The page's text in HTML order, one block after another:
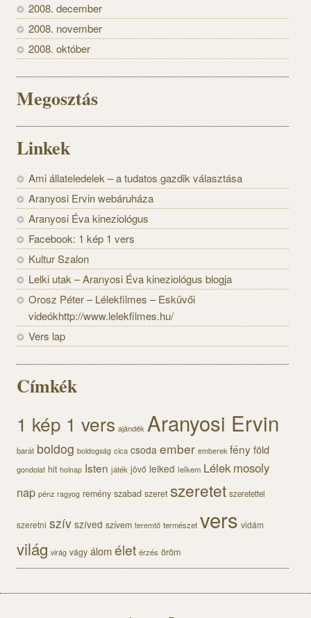
2008. december
2008. november
2008. október
Megosztás
Linkek
Ami állateledelek – a tudatos gazdik választása
Aranyosi Ervin webáruháza
Aranyosi Éva kineziológus
Facebook: 1 kép 1 vers
Kultur Szalon
Lelki utak – Aranyosi Éva kineziológus blogja
Orosz Péter – Lélekfilmes – Esküvői
videókhttp://www.lelekfilmes.hu/
Vers lap
Címkék
1 kép 1 vers ajándék Aranyosi Ervin
barát boldog boldogság cica csoda ember emberek fényföld
gondolat hit holnap Isten játék jövő lelked lelkem Lélek mosoly
nap pénz ragyog remény szabad szeret szeretet szeretettel
szeretni szív szíved szívem teremtő természet vers vidám
világ virág vágy álomélet érzés öröm